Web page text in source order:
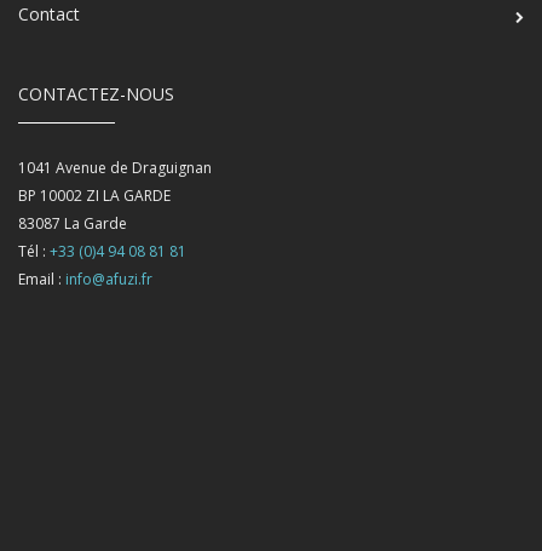
Contact
CONTACTEZ-NOUS
1041 Avenue de Draguignan
BP 10002 ZI LA GARDE
83087 La Garde
Tél : +33 (0)4 94 08 81 81
Email : info@afuzi.fr